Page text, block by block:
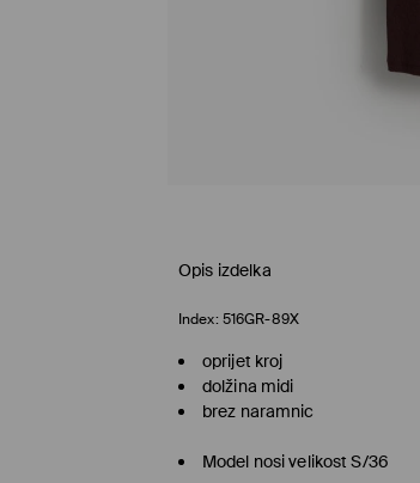
Opis izdelka
Index: 516GR-89X
oprijet kroj
dolžina midi
brez naramnic
Model nosi velikost S/36